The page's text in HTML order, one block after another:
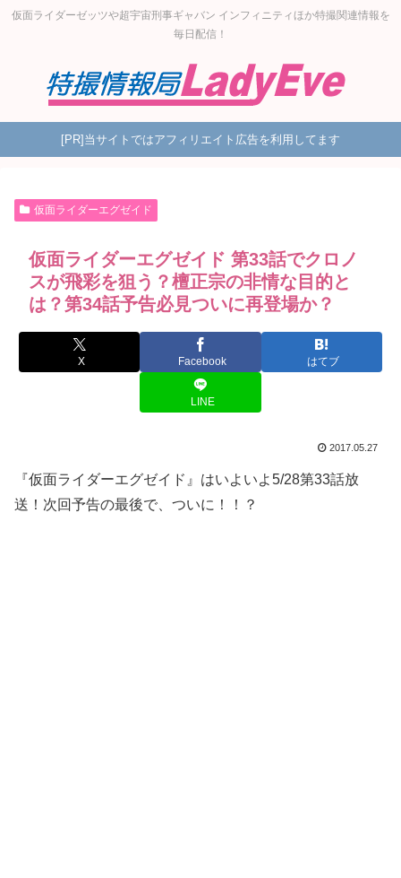
仮面ライダーゼッツや超宇宙刑事ギャバン インフィニティほか特撮関連情報を
毎日配信！
[PR]当サイトではアフィリエイト広告を利用してます
仮面ライダーエグゼイド
仮面ライダーエグゼイド 第33話でクロノ
スが飛彩を狙う？檀正宗の非情な目的と
は？第34話予告必見ついに再登場か？
X Facebook はてブ
LINE
2017.05.27
『仮面ライダーエグゼイド』はいよいよ5/28第33話放
送！次回予告の最後で、ついに！！？